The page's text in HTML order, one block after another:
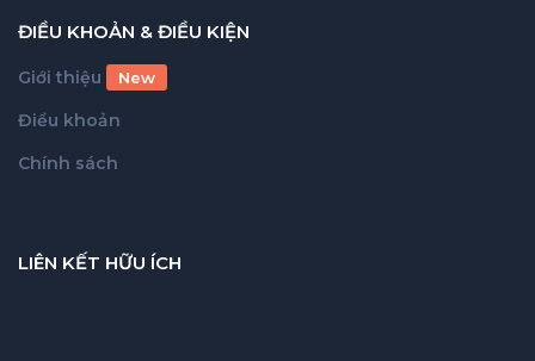
ĐIỀU KHOẢN & ĐIỀU KIỆN
Giới thiệu New
Điều khoản
Chính sách
LIÊN KẾT HỮU ÍCH